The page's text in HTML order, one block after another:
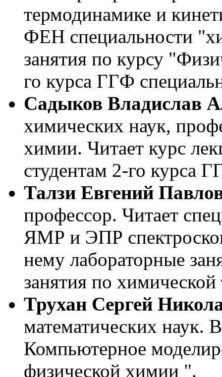
термодинамике и
ФЕН специальности
занятия по курсу
го курса ГГФ
Садыков Владислав
химических наук,
химии. Читает курс
студентам 2-го курса
Талзи Евгений
профессор. Читает
ЯМР и ЭПР
нему лабораторные
занятия по
Трухан Сергей
математических наук.
Компьютерное
физической химии ".